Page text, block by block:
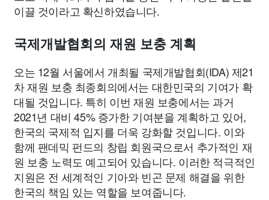
이끌 것이라고 확신하였습니다.
국제개발협회의 재원 보충 계획
오는 12월 서울에서 개최될 국제개발협회(IDA) 제21
차 재원 보충 최종회의에서는 대한민국의 기여가 확
대될 것입니다. 특히 이번 재원 보충에서는 과거
2021년 대비 45% 증가한 기여분을 계획하고 있어,
한국의 국제적 입지를 더욱 강화할 것입니다. 이와
함께 팬데믹 펀드의 창립 회원국으로서 추가적인 재
원 보충 노력도 예고되어 있습니다. 이러한 적극적인
지원은 전 세계적인 기아와 빈곤 문제 해결을 위한
한국의 책임 있는 역할을 보여줍니다.